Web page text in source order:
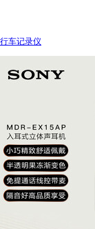
行车记录仪